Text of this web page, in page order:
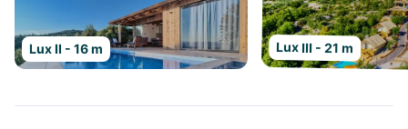
Lux II - 16 m Lux III - 21 m